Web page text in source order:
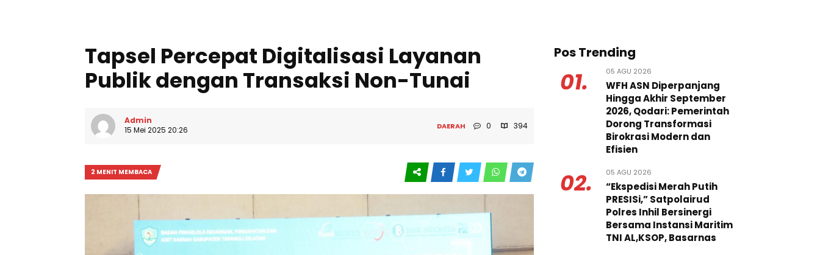
Tapsel Percepat Digitalisasi Layanan
Publik dengan Transaksi Non-Tunai
Admin
15 Mei 2025 20:26
DAERAH 0 394
2 MENIT MEMBACA
Pos Trending
01. 05 AGU 2026
WFH ASN Diperpanjang
Hingga Akhir September
2026, Qodari: Pemerintah
Dorong Transformasi
Birokrasi Modern dan
Efisien
02. 05 AGU 2026
“Ekspedisi Merah Putih
PRESISi,” Satpolairud
Polres Inhil Bersinergi
Bersama Instansi Maritim
TNI AL,KSOP, Basarnas